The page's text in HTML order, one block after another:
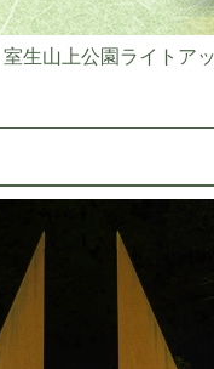
室生山上公園ライトア